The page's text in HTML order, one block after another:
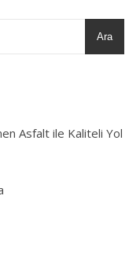
Ara
Asfalt ile Kaliteli Yol